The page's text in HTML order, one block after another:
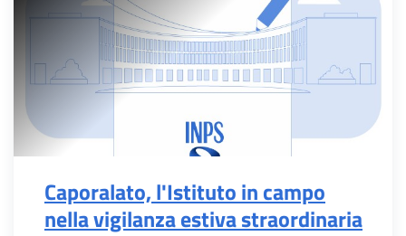
Caporalato, l'Istituto in campo
nella vigilanza estiva straordinaria